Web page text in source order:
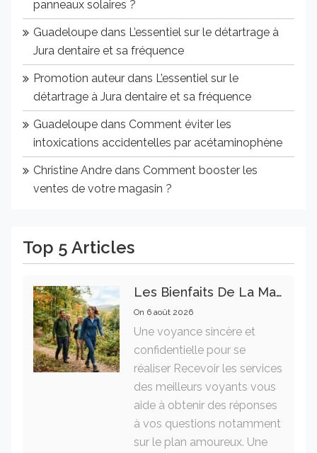
panneaux solaires ?
Guadeloupe dans L’essentiel sur le détartrage à
Jura dentaire et sa fréquence
Promotion auteur dans L’essentiel sur le
détartrage à Jura dentaire et sa fréquence
Guadeloupe dans Comment éviter les
intoxications accidentelles par acétaminophène
Christine Andre dans Comment booster les
ventes de votre magasin ?
Top 5 Articles
Les Bienfaits De La Marche Sur La Santé Physique Et Mentale
On 6 août 2026
Une voyance sincère et
confidentielle pour se
réaliser Recevoir les services
des meilleurs voyants vous
aide à obtenir des réponses
à vos questions notamment
sur le plan amoureux. Une